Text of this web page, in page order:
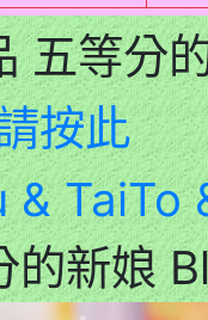
五等分
按此
& TaiTo
的新娘